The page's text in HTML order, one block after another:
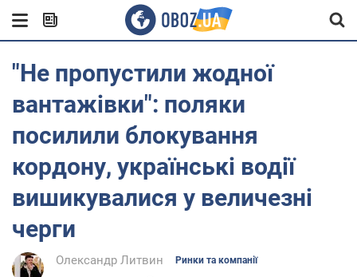
"Не пропустили жодної
вантажівки": поляки
посилили блокування
кордону, українські водії
вишикувалися у величезні
черги
Олександр Литвин Ринки та компанії